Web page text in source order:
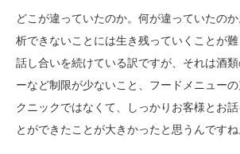
どこが違っていたのか。何が違っていたの
析できないことには生き残っていくことが
話し合いを続けている訳ですが、それは酒
ーなど制限が少ないこと、フードメニュー
クニックではなくて、しっかりお客様とお
とができたことが大きかったと思うんですね